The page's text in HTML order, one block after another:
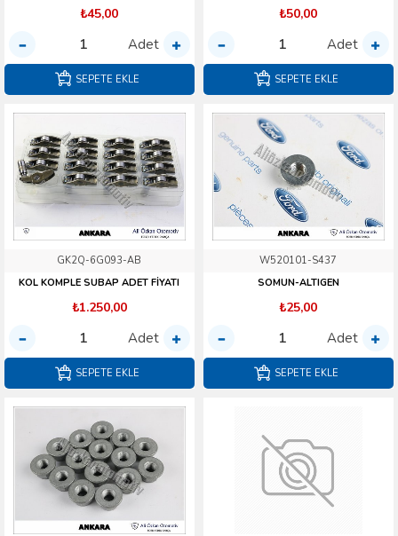
₺45,00
Adet
SEPETE EKLE
₺50,00
Adet
SEPETE EKLE
GK2Q-6G093-AB
KOL KOMPLE SUBAP ADET FİYATI
₺1.250,00
Adet
SEPETE EKLE
W520101-S437
SOMUN-ALTIGEN
₺25,00
Adet
SEPETE EKLE